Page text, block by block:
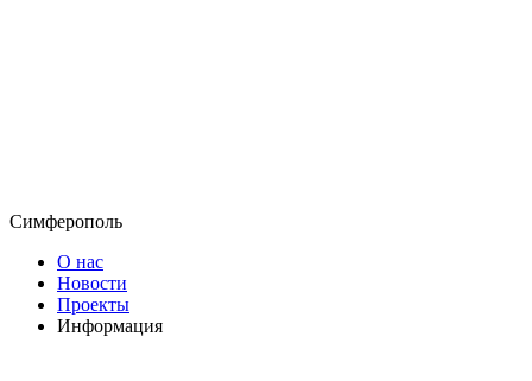
Симферополь
О нас
Новости
Проекты
Информация